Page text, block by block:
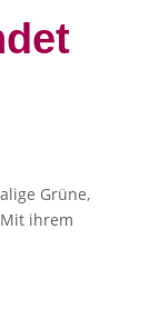
Grüne,
ihrem